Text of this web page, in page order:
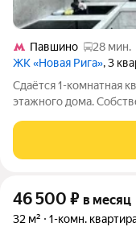
Павшино
28 мин.
ЖК «Новая Рига», 3
Сдаётся 1-комнатная
этажного дома.
оплачиваются
детьми, можно с
46 500 ₽ в месяц
32 м² 1-комн.